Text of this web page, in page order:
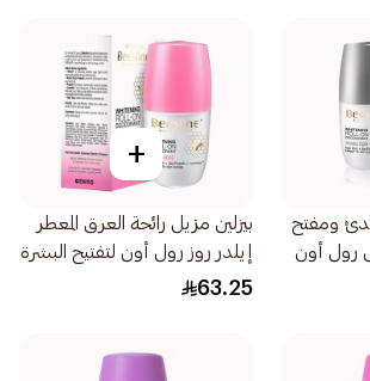
ومفتح
رول أون
+
بيزلين مزيل رائحة العرق المعطر
إيلدر روز رول أون لتفتيح البشرة
50مل
63.25